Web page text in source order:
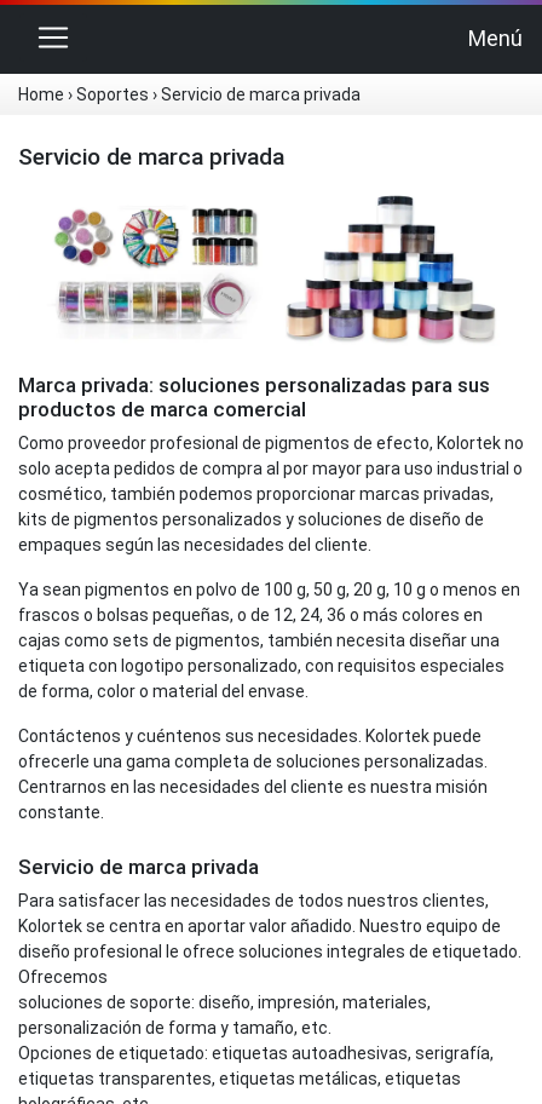
Cambiar navegación Menú
Home ›Soportes ›Servicio de marca privada
Servicio de marca privada
Marca privada: soluciones personalizadas para sus
productos de marca comercial
Como proveedor profesional de pigmentos de efecto, Kolortek no
solo acepta pedidos de compra al por mayor para uso industrial o
cosmético, también podemos proporcionar marcas privadas,
kits de pigmentos personalizados y soluciones de diseño de
empaques según las necesidades del cliente.
Ya sean pigmentos en polvo de 100 g, 50 g, 20 g, 10 g o menos en
frascos o bolsas pequeñas, o de 12, 24, 36 o más colores en
cajas como sets de pigmentos, también necesita diseñar una
etiqueta con logotipo personalizado, con requisitos especiales
de forma, color o material del envase.
Contáctenos y cuéntenos sus necesidades. Kolortek puede
ofrecerle una gama completa de soluciones personalizadas.
Centrarnos en las necesidades del cliente es nuestra misión
constante.
Servicio de marca privada
Para satisfacer las necesidades de todos nuestros clientes,
Kolortek se centra en aportar valor añadido. Nuestro equipo de
diseño profesional le ofrece soluciones integrales de etiquetado.
Ofrecemos
soluciones de soporte: diseño, impresión, materiales,
personalización de forma y tamaño, etc.
Opciones de etiquetado: etiquetas autoadhesivas, serigrafía,
etiquetas transparentes, etiquetas metálicas, etiquetas